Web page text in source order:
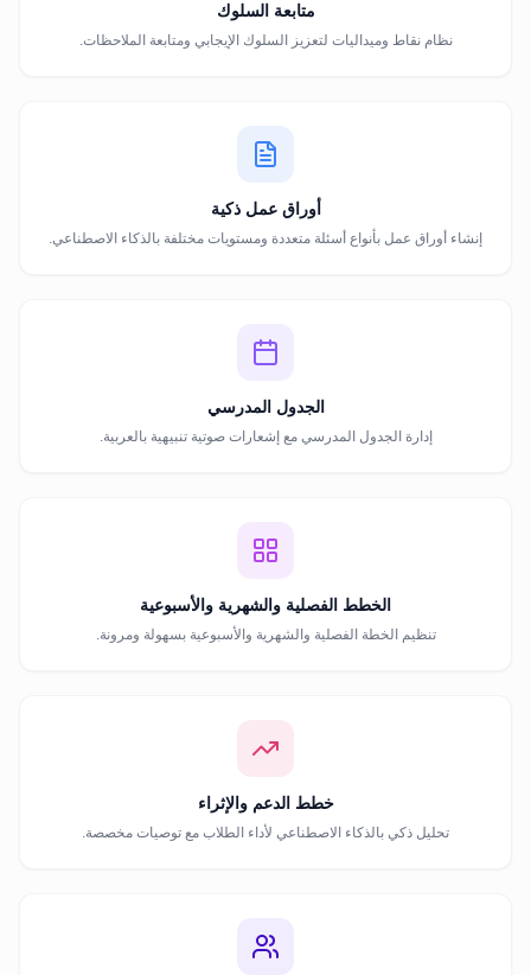
متابعة السلوك
نظام نقاط وميداليات لتعزيز السلوك الإيجابي ومتابعة الملاحظات.
أوراق عمل ذكية
إنشاء أوراق عمل بأنواع أسئلة متعددة ومستويات مختلفة بالذكاء الاصطناعي.
الجدول المدرسي
إدارة الجدول المدرسي مع إشعارات صوتية تنبيهية بالعربية.
الخطط الفصلية والشهرية والأسبوعية
تنظيم الخطة الفصلية والشهرية والأسبوعية بسهولة ومرونة.
خطط الدعم والإثراء
تحليل ذكي بالذكاء الاصطناعي لأداء الطلاب مع توصيات مخصصة.